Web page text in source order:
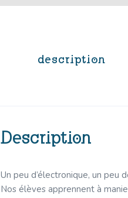
description
Description
Un peu d’électronique, un peu
Nos élèves apprennent à